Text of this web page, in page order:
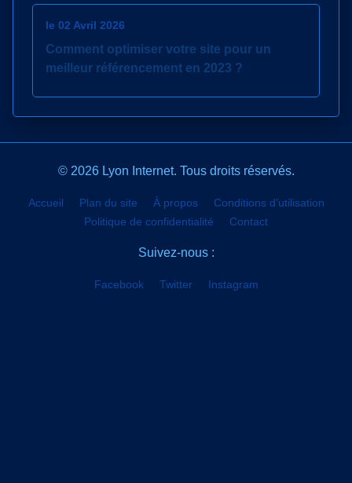
le 02 Avril 2026
Comment optimiser votre site pour un
meilleur référencement en 2023 ?
© 2026 Lyon Internet. Tous droits réservés.
Accueil Plan du site À propos
Conditions d'utilisation
Politique de confidentialité
Contact
Suivez-nous :
Facebook Twitter Instagram